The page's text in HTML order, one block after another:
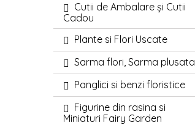
Cutii de Ambalare și Cutii
Cadou
Plante si Flori Uscate
Sarma flori, Sarma plusata
Panglici si benzi floristice
Figurine din rasina si
Miniaturi Fairy Garden